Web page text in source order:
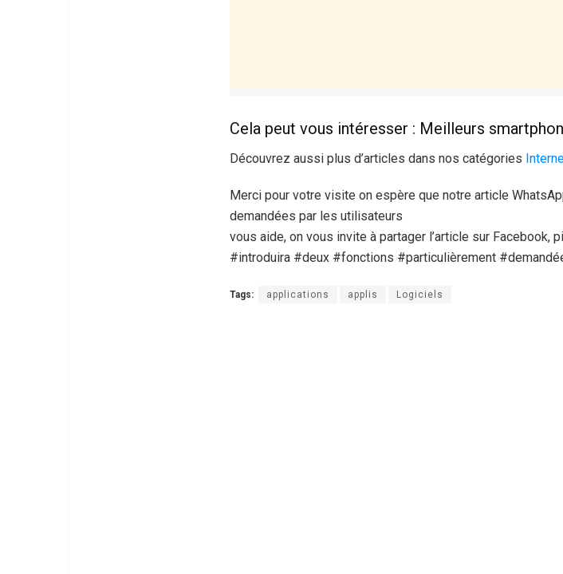
Cela peut vous intéresser : Meilleurs
Découvrez aussi plus d’articles dans nos catégories
Merci pour votre visite on espère que notre article
demandées par les utilisateurs
vous aide, on vous invite à partager l’article sur Facebook,
#introduira #deux #fonctions #particulièrement
Tags: applications applis Logiciels